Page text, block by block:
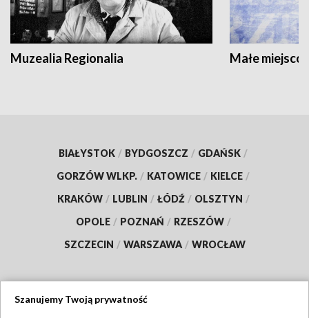
Muzealia Regionalia Małe
BIAŁYSTOK / BYDGOSZCZ / GDAŃSK /
GORZÓW WLKP. / KATOWICE / KIELCE /
KRAKÓW / LUBLIN / ŁÓDŹ / OLSZTYN /
OPOLE / POZNAŃ / RZESZÓW /
SZCZECIN / WARSZAWA / WROCŁAW
Szanujemy Twoją prywatność